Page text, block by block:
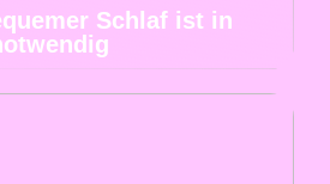
Schlaf ist in